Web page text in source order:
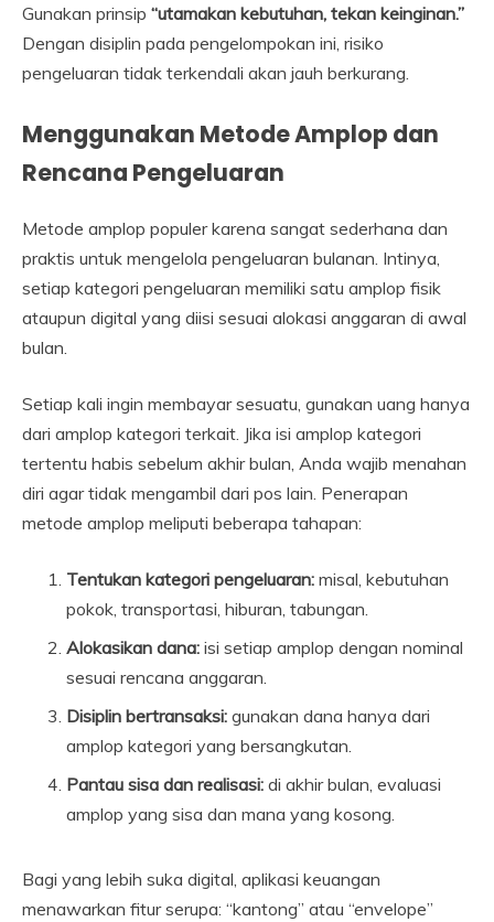
Gunakan prinsip “utamakan kebutuhan, tekan keinginan.”
Dengan disiplin pada pengelompokan ini, risiko
pengeluaran tidak terkendali akan jauh berkurang.
Menggunakan Metode Amplop dan
Rencana Pengeluaran
Metode amplop populer karena sangat sederhana dan
praktis untuk mengelola pengeluaran bulanan. Intinya,
setiap kategori pengeluaran memiliki satu amplop fisik
ataupun digital yang diisi sesuai alokasi anggaran di awal
bulan.
Setiap kali ingin membayar sesuatu, gunakan uang hanya
dari amplop kategori terkait. Jika isi amplop kategori
tertentu habis sebelum akhir bulan, Anda wajib menahan
diri agar tidak mengambil dari pos lain. Penerapan
metode amplop meliputi beberapa tahapan:
Tentukan kategori pengeluaran: misal, kebutuhan
pokok, transportasi, hiburan, tabungan.
Alokasikan dana: isi setiap amplop dengan nominal
sesuai rencana anggaran.
Disiplin bertransaksi: gunakan dana hanya dari
amplop kategori yang bersangkutan.
Pantau sisa dan realisasi: di akhir bulan, evaluasi
amplop yang sisa dan mana yang kosong.
Bagi yang lebih suka digital, aplikasi keuangan
menawarkan fitur serupa: “kantong” atau “envelope”